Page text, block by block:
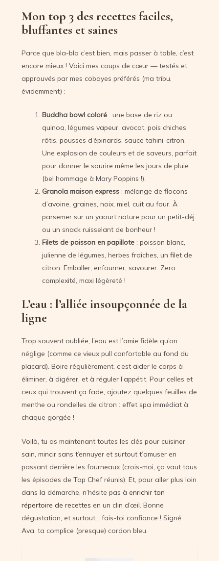
Mon top 3 des recettes faciles,
bluffantes et saines
Parce que bla-bla c’est bien, mais passer à table, c’est
encore mieux ! Voici mes coups de cœur — testés et
approuvés par mes cobayes préférés (ma tribu,
évidemment) :
Buddha bowl coloré : une base de riz ou
quinoa, légumes vapeur, avocat, pois chiches
rôtis, pousses d’épinards, sauce tahini-citron.
Une explosion de couleurs et de saveurs, parfait
pour donner le sourire même les jours de pluie
(bel hommage à Mary Poppins !).
Granola maison express : mélange de flocons
d’avoine, graines, noix, miel, cuit au four. À
parsemer sur un yaourt nature pour un petit-déj
ou un snack ruisselant de bonheur !
Filets de poisson en papillote : poisson blanc,
julienne de légumes, herbes fraîches, un filet de
citron. Emballer, enfourner, savourer. Zero
complexité, maxi légèreté !
L’eau : l’alliée insoupçonnée de la
ligne
Trop souvent oubliée, l’eau est l’amie fidèle qu’on
néglige (comme ce vieux pull confortable au fond du
placard). Boire régulièrement, c’est aider le corps à
éliminer, à digérer, et à réguler l’appétit. Pour celles et
ceux qui trouvent ça fade, ajoutez quelques feuilles de
menthe ou rondelles de citron : effet spa immédiat à
chaque gorgée !
Voilà, tu as maintenant toutes les clés pour cuisiner
sain, mincir sans t’ennuyer et surtout t’amuser en
passant derrière les fourneaux (crois-moi, ça vaut tous
les épisodes de Top Chef réunis). Et, pour aller plus loin
dans la démarche, n’hésite pas à enrichir ton
répertoire de recettes en un clin d’œil. Bonne
dégustation, et surtout… fais-toi confiance ! Signé :
Ava, ta complice (presque) cordon bleu.